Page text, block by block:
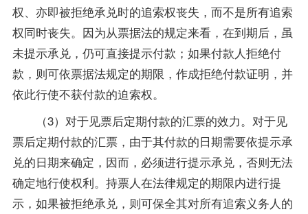
权、亦即被拒绝承兑时的追索权丧失，而不是所有追索
权同时丧失。因为从票据法的规定来看，在到期后，虽
未提示承兑，仍可直接提示付款；如果付款人拒绝付
款，则可依票据法规定的期限，作成拒绝付款证明，并
依此行使不获付款的迫索权。
（3）对于见票后定期付款的汇票的效力。对于见
票后定期付款的汇票，由于其付款的日期需要依提示承
兑的日期来确定，因而，必须进行提示承兑，否则无法
确定地行使权利。持票人在法律规定的期限内进行提
示，如果被拒绝承兑，则可保全其对所有追索义务人的